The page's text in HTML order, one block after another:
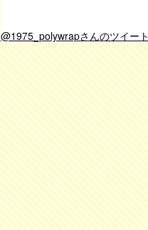
@1975_polywrapさんのツイート